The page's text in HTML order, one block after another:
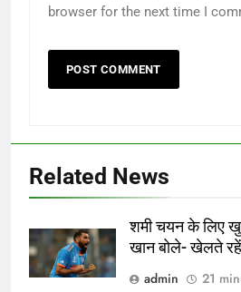
browser for the next time I
Related News
शमी चयन के लिए
खान बोले- खेलते
admin
21